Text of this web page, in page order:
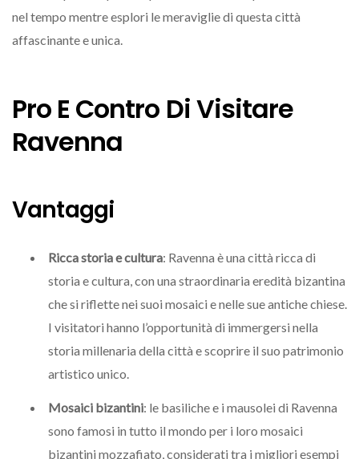
nel tempo mentre esplori le meraviglie di questa città
affascinante e unica.
Pro E Contro Di Visitare
Ravenna
Vantaggi
Ricca storia e cultura: Ravenna è una città ricca di
storia e cultura, con una straordinaria eredità bizantina
che si riflette nei suoi mosaici e nelle sue antiche chiese.
I visitatori hanno l’opportunità di immergersi nella
storia millenaria della città e scoprire il suo patrimonio
artistico unico.
Mosaici bizantini: le basiliche e i mausolei di Ravenna
sono famosi in tutto il mondo per i loro mosaici
bizantini mozzafiato, considerati tra i migliori esempi